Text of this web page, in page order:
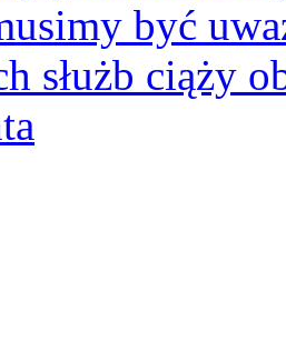
być
służb ciąży